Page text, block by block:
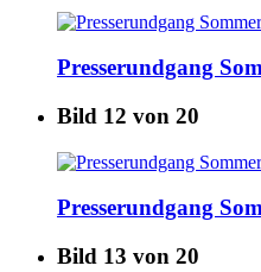
Presserundgang
Bild 12 von 20
Presserundgang
Bild 13 von 20